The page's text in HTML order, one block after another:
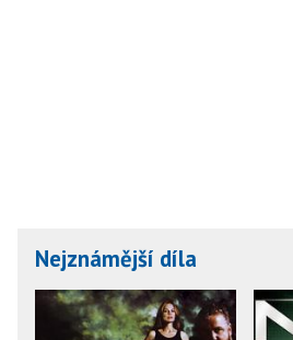
Nejznámější díla